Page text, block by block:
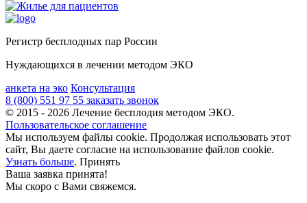
Регистр бесплодных пар России
Нуждающихся в лечении методом ЭКО
анкета на эко Консультация
8 (800) 551 97 55 заказать звонок
© 2015 - 2026 Лечение бесплодия методом ЭКО.
Пользовательское соглашение
Мы используем файлы cookie. Продолжая использовать этот
сайт, Вы даете согласие на использование файлов cookie.
Узнать больше. Принять
Ваша заявка принята!
Мы скоро с Вами свяжемся.